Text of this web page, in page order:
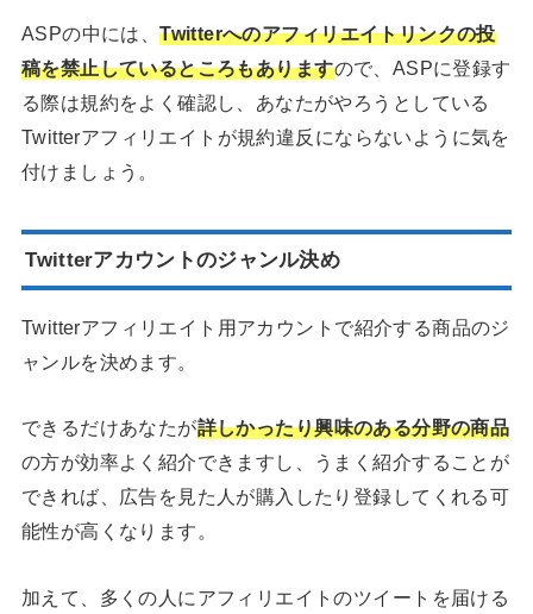
ASPの中には、Twitterへのアフィリエイトリンクの投
稿を禁止しているところもありますので、ASPに登録す
る際は規約をよく確認し、あなたがやろうとしている
Twitterアフィリエイトが規約違反にならないように気を
付けましょう。
Twitterアカウントのジャンル決め
Twitterアフィリエイト用アカウントで紹介する商品のジ
ャンルを決めます。
できるだけあなたが詳しかったり興味のある分野の商品
の方が効率よく紹介できますし、うまく紹介することが
できれば、広告を見た人が購入したり登録してくれる可
能性が高くなります。
加えて、多くの人にアフィリエイトのツイートを届ける